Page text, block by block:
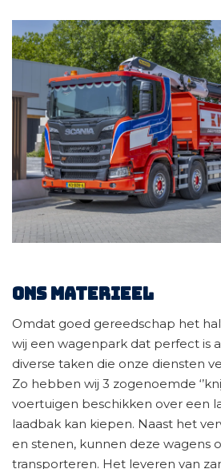
Ons Materieel
Omdat goed gereedschap het
wij een wagenpark dat perfect is
diverse taken die onze diensten
Zo hebben wij 3 zogenoemde
voertuigen beschikken over een
laadbak kan kiepen. Naast het
en stenen, kunnen deze wagens
transporteren. Het leveren van